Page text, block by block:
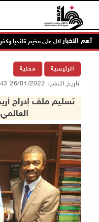
أهم الاخبار
الرئيسية محلية
تاريخ النشر: 26/01/2022 08:43 م
تسليم ملف إدراج